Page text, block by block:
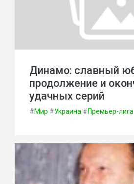
Динамо: славный
продолжение и
удачных серий
#Мир #Украина #Премьер-лига